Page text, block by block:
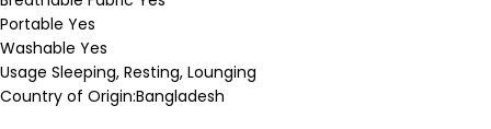
Portable Yes
Washable Yes
Usage Sleeping, Resting, Lounging
Country of Origin:Bangladesh